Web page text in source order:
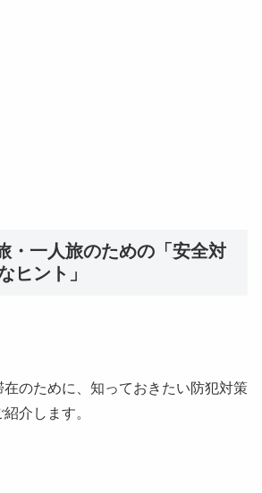
・一人旅のための「安全対
ヒント」
のために、知っておきたい防犯対策
介します。